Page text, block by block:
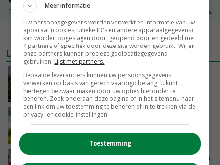
Zuivel NL
MEER MARKTPRIJZEN
LAATSTE NIEUWS
Kamervragen over onttrekkingsverbod,
minister spreekt van ‘ondernemersrisico’
VANDAAG, 16:27
‘Rendement van Krullvarkens komt van de
overkant’
Oorlogen en El Niño stuwen voedselprijzen op
Meer informatie
Uw persoonsgegevens worden verwerkt en informatie van uw
apparaat (cookies, unieke ID's en andere apparaatgegevens)
kan worden opgeslagen door, geopend door en gedeeld met
4 partners of specifiek door deze site worden gebruikt. Wij en
onze partners kunnen precieze geolocatiegegevens
gebruiken. Lijst met partners.
Bepaalde leveranciers kunnen uw persoonsgegevens
verwerken op basis van gerechtvaardigd belang. U kunt
hiertegen bezwaar maken door uw opties hieronder te
beheren. Zoek onderaan deze pagina of in het sitemenu naar
een link om uw toestemming te beheren of in te trekken via de
privacy- en cookie-instellingen.
Toestemming